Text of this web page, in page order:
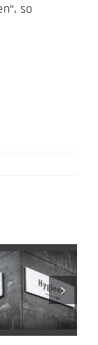
so
4k für den OP